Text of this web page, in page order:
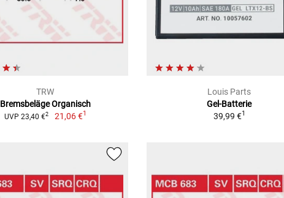
TRW
Bremsbeläge Organisch
UVP 23,40 €2 21,06 €1
Louis Parts
Gel-Batterie
39,99 €1